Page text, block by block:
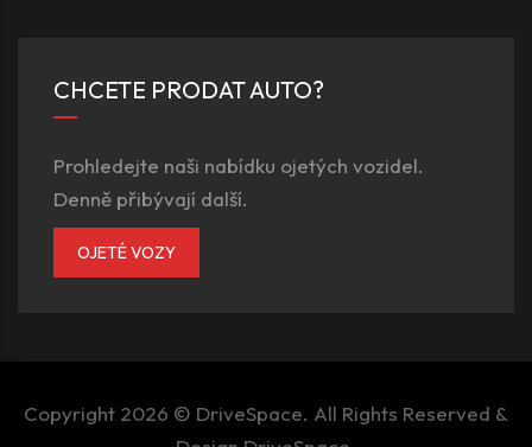
CHCETE PRODAT AUTO?
Prohledejte naši nabídku ojetých vozidel.
Denně přibývají další.
OJETÉ VOZY
Copyright 2026 © DriveSpace. All Rights Reserved &